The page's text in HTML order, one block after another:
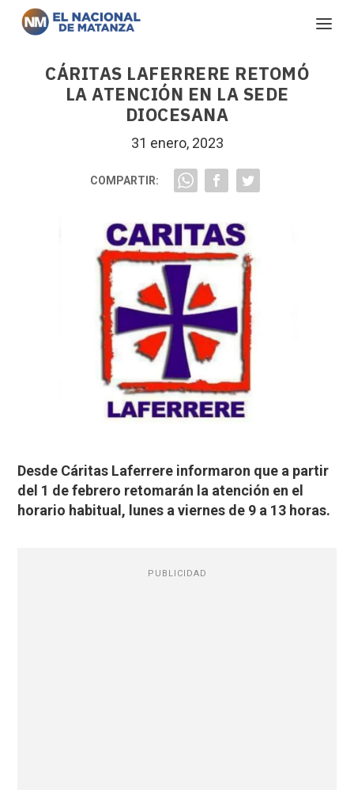
CÁRITAS LAFERRERE RETOMÓ
LA ATENCIÓN EN LA SEDE
DIOCESANA
31 enero, 2023
COMPARTIR:
Desde Cáritas Laferrere informaron que a partir
del 1 de febrero retomarán la atención en el
horario habitual, lunes a viernes de 9 a 13 horas.
PUBLICIDAD